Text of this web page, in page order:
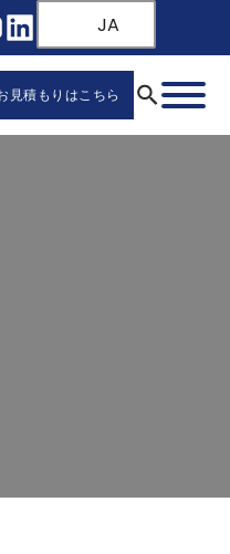
JA
見積もりはこちら